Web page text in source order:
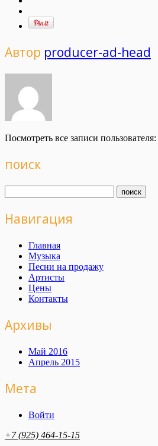
Автор producer-ad-head
Посмотреть все записи пользователя:
поиск
Навигация
Главная
Музыка
Песни на продажу
Артисты
Цены
Контакты
Архивы
Май 2016
Апрель 2015
Мета
Войти
+7 (925) 464-15-15